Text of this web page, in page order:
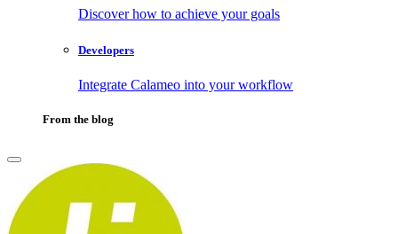
Discover how to achieve your goals
Developers
Integrate Calameo into your workflow
From the blog